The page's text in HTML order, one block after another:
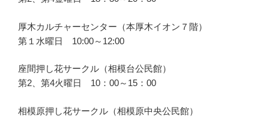
厚木カルチャーセンター（本厚木イオン７階）
第１水曜日 10:00～12:00
座間押し花サークル（相模台公民館）
第2、第4火曜日 10：00～15：00
相模原押し花サークル（相模原中央公民館）